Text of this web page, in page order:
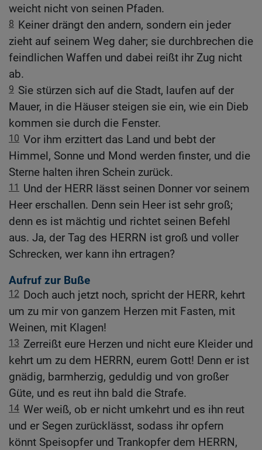
weicht nicht von seinen Pfaden.
8 Keiner drängt den andern, sondern ein jeder
zieht auf seinem Weg daher; sie durchbrechen die
feindlichen Waffen und dabei reißt ihr Zug nicht
ab.
9 Sie stürzen sich auf die Stadt, laufen auf der
Mauer, in die Häuser steigen sie ein, wie ein Dieb
kommen sie durch die Fenster.
10 Vor ihm erzittert das Land und bebt der
Himmel, Sonne und Mond werden finster, und die
Sterne halten ihren Schein zurück.
11
Und der HERR lässt seinen Donner vor seinem
Heer erschallen. Denn sein Heer ist sehr groß;
denn es ist mächtig und richtet seinen Befehl
aus. Ja, der Tag des HERRN ist groß und voller
Schrecken, wer kann ihn ertragen?
Aufruf zur Buße
12 Doch auch jetzt noch, spricht der HERR, kehrt
um zu mir von ganzem Herzen mit Fasten, mit
Weinen, mit Klagen!
13 Zerreißt eure Herzen und nicht eure Kleider und
kehrt um zu dem HERRN, eurem Gott! Denn er ist
gnädig, barmherzig, geduldig und von großer
Güte, und es reut ihn bald die Strafe.
14 Wer weiß, ob er nicht umkehrt und es ihn reut
und er Segen zurücklässt, sodass ihr opfern
könnt Speisopfer und Trankopfer dem HERRN,